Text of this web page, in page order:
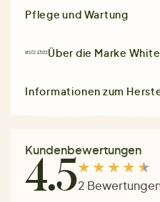
Pflege und Wartung
Über die Marke
Informationen zum
Kundenbewertungen
4.52